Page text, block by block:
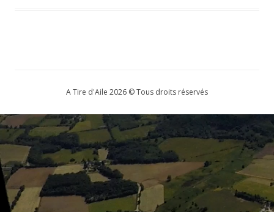
A Tire d'Aile 2026 © Tous droits réservés